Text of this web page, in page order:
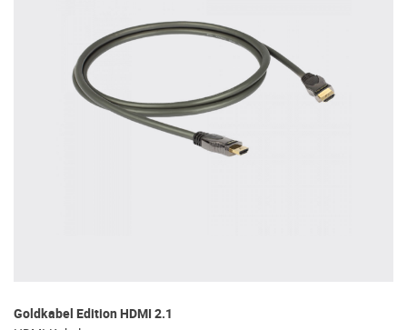
Goldkabel Edition HDMI 2.1